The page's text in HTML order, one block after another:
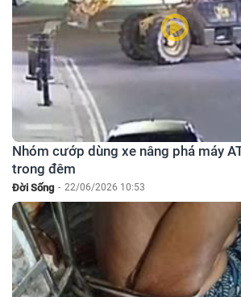
Nhóm cướp dùng xe nâng phá máy
trong đêm
Đời Sống - 22/06/2026 10:53